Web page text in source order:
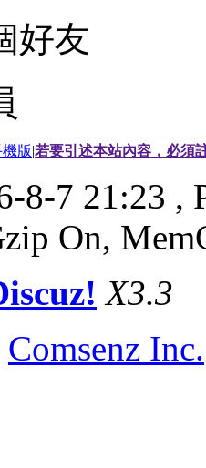
好友
版|若要引述本站內容，必須
8-7 21:23 ,
On,
X3.3
Comsenz Inc.